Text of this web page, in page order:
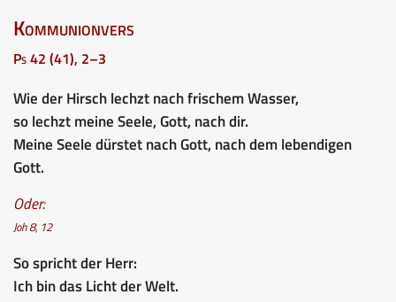
Kommunionvers
Ps 42 (41), 2–3
Wie der Hirsch lechzt nach frischem Wasser,
so lechzt meine Seele, Gott, nach dir.
Meine Seele dürstet nach Gott, nach dem lebendigen
Gott.
Oder:
Joh 8, 12
So spricht der Herr:
Ich bin das Licht der Welt.